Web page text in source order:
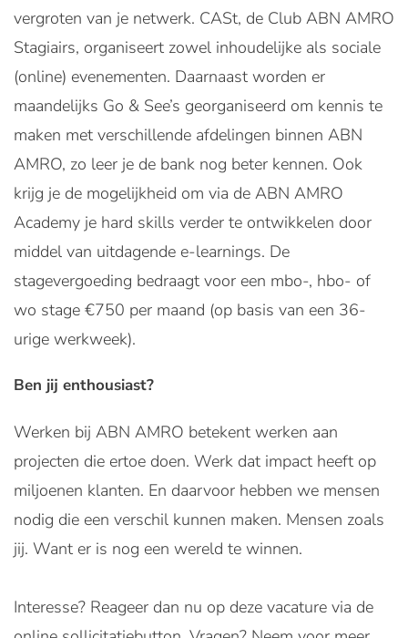
vergroten van je netwerk. CASt, de Club ABN AMRO
Stagiairs, organiseert zowel inhoudelijke als sociale
(online) evenementen. Daarnaast worden er
maandelijks Go & See’s georganiseerd om kennis te
maken met verschillende afdelingen binnen ABN
AMRO, zo leer je de bank nog beter kennen. Ook
krijg je de mogelijkheid om via de ABN AMRO
Academy je hard skills verder te ontwikkelen door
middel van uitdagende e-learnings. De
stagevergoeding bedraagt voor een mbo-, hbo- of
wo stage €750 per maand (op basis van een 36-
urige werkweek).
Ben jij enthousiast?
Werken bij ABN AMRO betekent werken aan
projecten die ertoe doen. Werk dat impact heeft op
miljoenen klanten. En daarvoor hebben we mensen
nodig die een verschil kunnen maken. Mensen zoals
jij. Want er is nog een wereld te winnen.
Interesse? Reageer dan nu op deze vacature via de